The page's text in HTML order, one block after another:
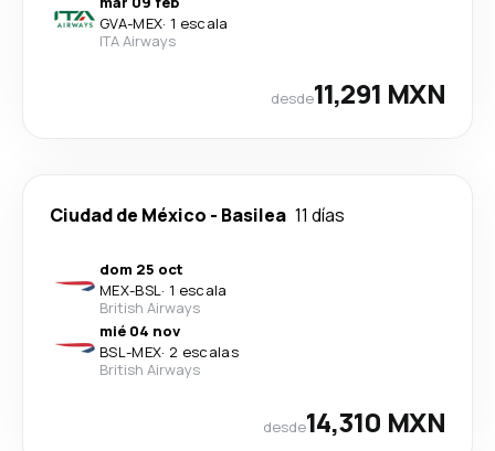
GVA-MEX· 1 escala
ITA Airways
desde11,291 MXN
Ciudad de México - Basilea 11 días
dom 25 oct
MEX-BSL· 1 escala
British Airways
mié 04 nov
BSL-MEX· 2 escalas
British Airways
desde14,310 MXN